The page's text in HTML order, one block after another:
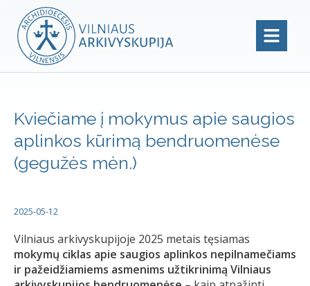
Kviečiame į mokymus apie saugios
aplinkos kūrimą bendruomenėse
(gegužės mėn.)
2025-05-12
Vilniaus arkivyskupijoje 2025 metais tęsiamas
mokymų ciklas apie saugios aplinkos nepilnamečiams
ir pažeidžiamiems asmenims užtikrinimą Vilniaus